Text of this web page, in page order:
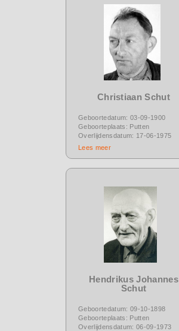
Christiaan Schut
Geboortedatum: 03-09-1900
Geboorteplaats: Putten
Overlijdensdatum: 17-06-1975
Lees meer
Hendrikus Johannes
Schut
Geboortedatum: 09-10-1898
Geboorteplaats: Putten
Overlijdensdatum: 06-09-1973